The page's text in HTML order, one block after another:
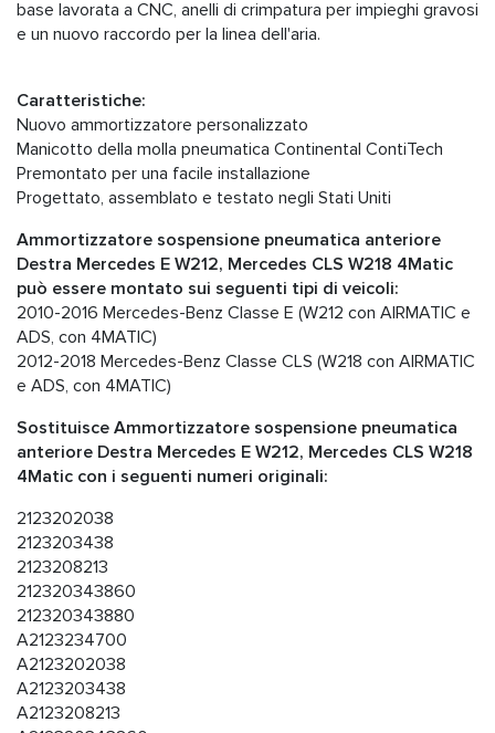
base lavorata a CNC, anelli di crimpatura per impieghi gravosi
e un nuovo raccordo per la linea dell'aria.
Caratteristiche:
Nuovo ammortizzatore personalizzato
Manicotto della molla pneumatica Continental ContiTech
Premontato per una facile installazione
Progettato, assemblato e testato negli Stati Uniti
Ammortizzatore sospensione pneumatica anteriore
Destra Mercedes E W212, Mercedes CLS W218 4Matic
può essere montato sui seguenti tipi di veicoli:
2010-2016 Mercedes-Benz Classe E (W212 con AIRMATIC e
ADS, con 4MATIC)
2012-2018 Mercedes-Benz Classe CLS (W218 con AIRMATIC
e ADS, con 4MATIC)
Sostituisce Ammortizzatore sospensione pneumatica
anteriore Destra Mercedes E W212, Mercedes CLS W218
4Matic con i seguenti numeri originali:
2123202038
2123203438
2123208213
212320343860
212320343880
A2123234700
A2123202038
A2123203438
A2123208213